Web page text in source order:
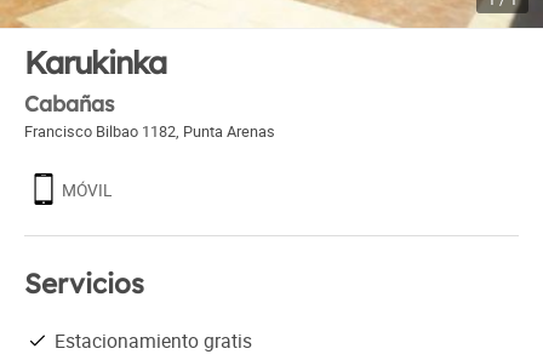
Karukinka
Cabañas
Francisco Bilbao 1182, Punta Arenas
MÓVIL
Servicios
Estacionamiento gratis